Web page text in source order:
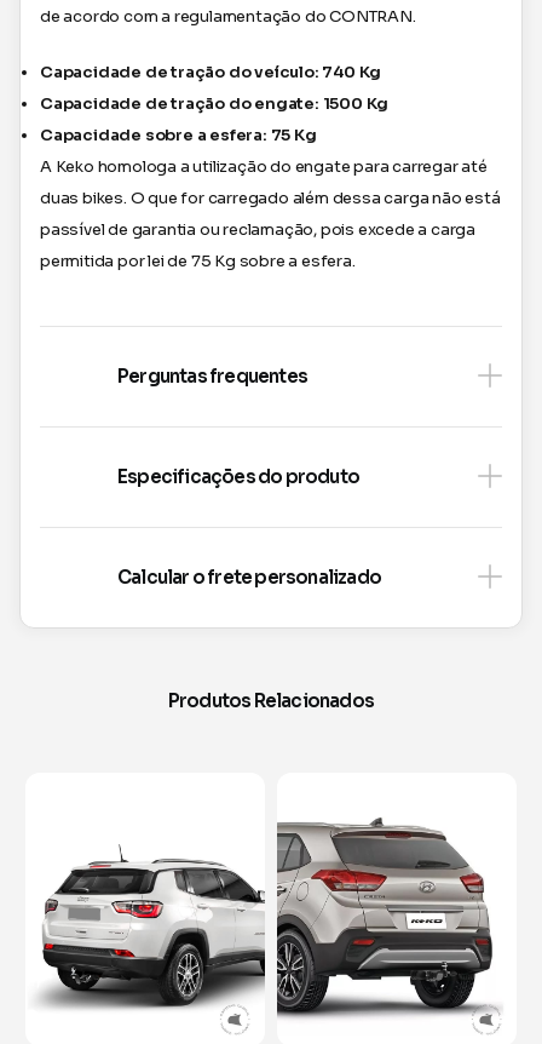
de acordo com a regulamentação do CONTRAN.
Capacidade de tração do veículo: 740 Kg
Capacidade de tração do engate: 1500 Kg
Capacidade sobre a esfera: 75 Kg
A Keko homologa a utilização do engate para carregar até
duas bikes. O que for carregado além dessa carga não está
passível de garantia ou reclamação, pois excede a carga
permitida por lei de 75 Kg sobre a esfera.
Perguntas frequentes
Especificações do produto
Calcular o frete personalizado
Produtos Relacionados